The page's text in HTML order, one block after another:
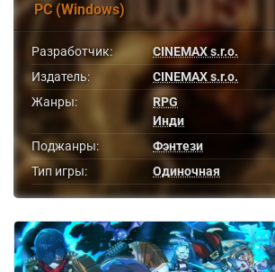
PC (Windows)
Разработчик:
CINEMAX s.r.o.
Издатель:
CINEMAX s.r.o.
Жанры:
RPG
Инди
Поджанры:
Фэнтези
Тип игры:
Одиночная